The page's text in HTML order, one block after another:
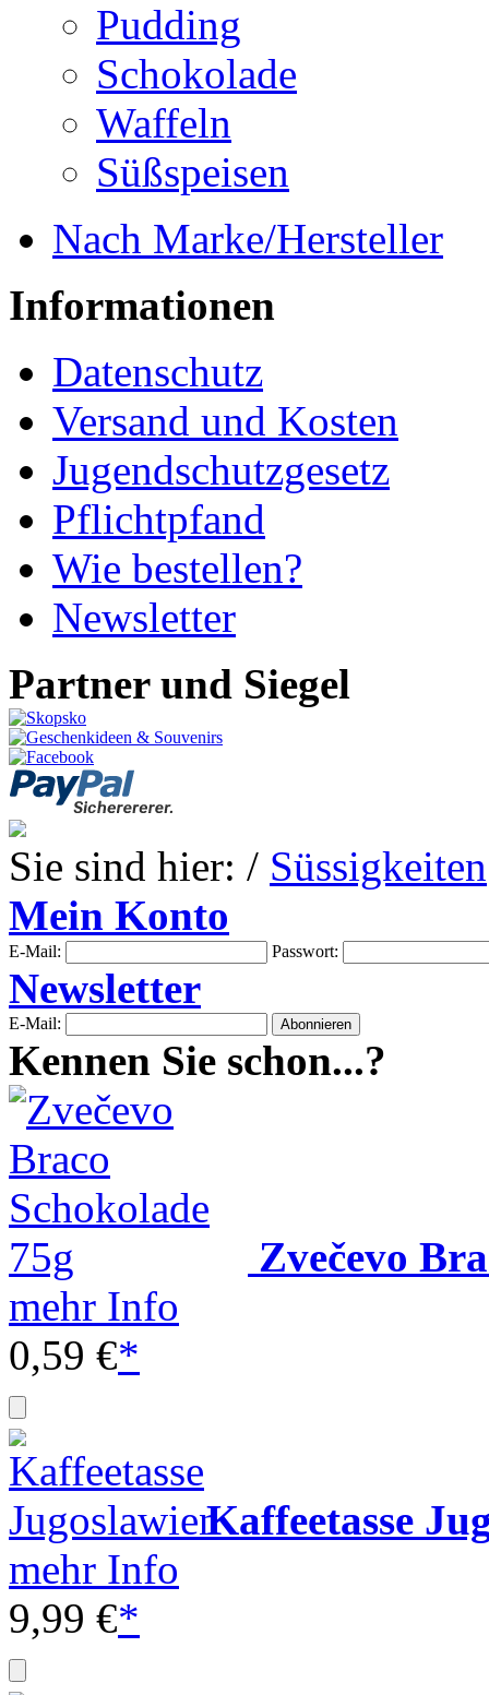
Pudding
Schokolade
Waffeln
Süßspeisen
Nach Marke/Hersteller
Informationen
Datenschutz
Versand und Kosten
Jugendschutzgesetz
Pflichtpfand
Wie bestellen?
Newsletter
Partner und Siegel
Sie sind hier: / Süssigkeiten
Mein Konto
E-Mail: Passwort:
Newsletter
E-Mail:
Kennen Sie schon...?
Zvečevo
mehr Info
0,59 €*
Kaffeetasse
mehr Info
9,99 €*